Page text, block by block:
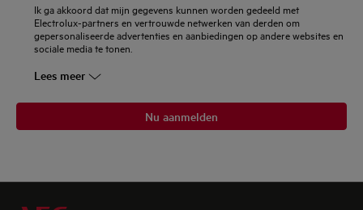
Ik ga akkoord dat mijn gegevens kunnen worden gedeeld met
Electrolux-partners en vertrouwde netwerken van derden om
gepersonaliseerde advertenties en aanbiedingen op andere websites en
sociale media te tonen.
Lees meer
Nu aanmelden